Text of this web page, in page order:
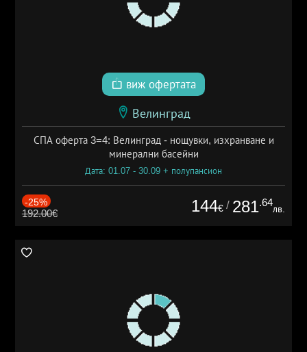
виж офертата
Велинград
СПА оферта 3=4: Велинград - нощувки, изхранване и
минерални басейни
Дата: 01.07 - 30.09 + полупансион
-25%
192.00€ 144€ / 281.64
лв.